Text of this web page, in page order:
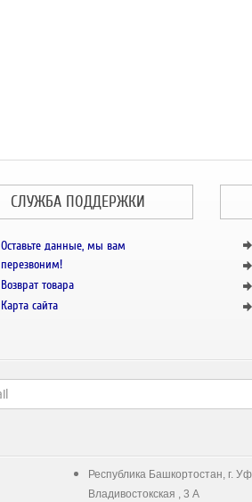
СЛУЖБА ПОДДЕРЖКИ
Оставьте данные, мы вам
перезвоним!
Возврат товара
Карта сайта
Республика Башкортостан, г.
Владивостокская , 3 А